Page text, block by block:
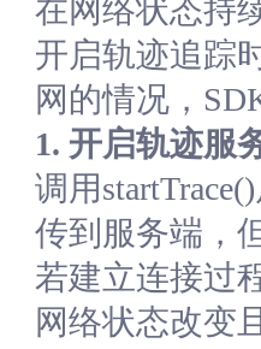
    trackAttrs
put(
return trackAttrs
}
};
在网络状态持
开启轨迹追踪
网的情况，
1. 开启轨迹服
调用
传到服务端，
若建立连接过
网络状态改变